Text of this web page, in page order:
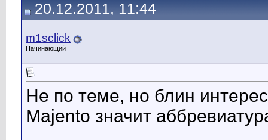
20.12.2011, 11:44
m1sclick
Начинающий
Не по теме, но блин
Majento значит